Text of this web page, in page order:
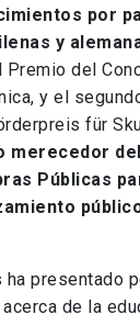
por
y
del
y el
für
merecedor
Públicas
ha presentado
de la